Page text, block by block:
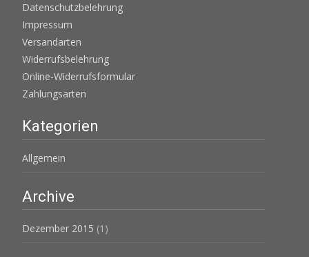
Datenschutzbelehrung
Impressum
Versandarten
Widerrufsbelehrung
Online-Widerrufsformular
Zahlungsarten
Kategorien
Allgemein
Archive
Dezember 2015 (1)